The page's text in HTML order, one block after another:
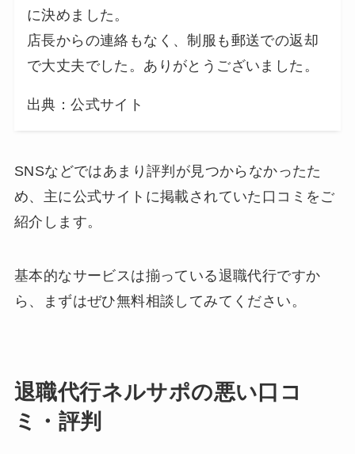
に決めました。
店長からの連絡もなく、制服も郵送での返却
で大丈夫でした。ありがとうございました。
出典：公式サイト
SNSなどではあまり評判が見つからなかったた
め、主に公式サイトに掲載されていた口コミをご
紹介します。
基本的なサービスは揃っている退職代行ですか
ら、まずはぜひ無料相談してみてください。
退職代行ネルサポの悪い口コ
ミ・評判